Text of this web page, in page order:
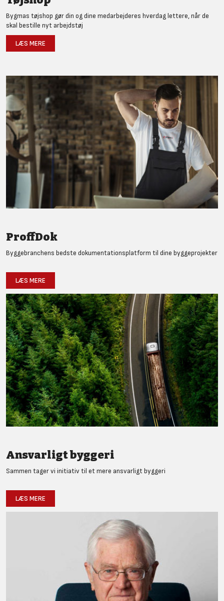
Bygmas tøjshop gør din og dine medarbejderes hverdag lettere, når de
skal bestille nyt arbejdstøj
LÆS MERE
ProffDok
Byggebranchens bedste dokumentationsplatform til dine byggeprojekter
LÆS MERE
Ansvarligt byggeri
Sammen tager vi initiativ til et mere ansvarligt byggeri
LÆS MERE